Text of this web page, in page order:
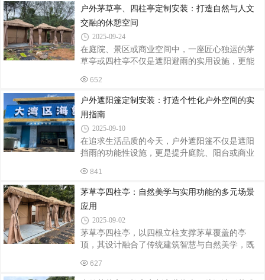
使用寿命突破5年，定制需求年均增长22%。一、
定制设计：场景化需求驱动参数优化荷载参数适
配餐饮类帐篷需承载200kg/m²活荷载，主梁采用
30mm×50mm镀锌方管；仓储类帐篷需满足
500kg/m²堆码强度，立柱选用双层12号槽钢。例
如，某物流中心定制的10m×30m推拉棚，通过有
限元分析优化立柱间距至3.5m，较传统设计节省
户外茅草亭、四柱亭定制安装：打造自然与人文
交融的休憩空间
2025-09-24
在庭院、景区或商业空间中，一座匠心独运的茅
草亭或四柱亭不仅是遮阳避雨的实用设施，更能
围。从设计定制到安装落地，每个环节都需兼顾
美学、功能与安全性，以下为您解析关键要点。
一、定制设计：融合场景与文化风格定位需与周
边环境协调。中式园林宜选用飞檐翘角的四柱
亭，搭配木质榫卯结构，展现传统建筑韵味；现
代庭院可选择简约几何造型的茅草亭，以钢结构
为骨架，搭配天然茅草或仿生材料，营造自然与
工业风的碰撞。尺寸规划要依据使用场景：庭院
652
户外遮阳篷定制安装：打造个性化户外空间的实
用指南
2025-09-10
在追求生活品质的今天，户外遮阳篷不仅是遮阳
挡雨的功能性设施，更是提升庭院、阳台或商业
安装，遮阳篷能完美融入环境，为生活增添舒适
与格调。定制前：明确需求与场景适配定制遮阳
篷的第一步是明确使用场景与核心需求。家庭用
户需考虑遮阳面积、光照角度及家庭成员习惯：
若用于阳台阅读区，可选择透光率30%-50%的阳
光板材质，既能过滤紫外线，又能保持光线柔
和；若为庭院烧烤区设计，则需选择防水等级达
IPX4以上的PVC涂层帆布，确保突遇小雨时活动
841
茅草亭四柱亭：自然美学与实用功能的多元场景
应用
2025-09-02
茅草亭四柱亭，以四根立柱支撑茅草覆盖的亭
顶，其设计融合了传统建筑智慧与自然美学，既
耐用性与适应性。从园林景观到休闲商业，从私
627